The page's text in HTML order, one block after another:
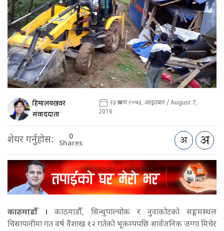
हिमालयखवर
संवाददाता
२३ श्रावण २०७३, आइतबार / August 7,
2016
शेयर गर्नुहोस: 0
Shares
काठमाडौँ । काठमाडौँ, सिन्धुपाल्चोक र नुवाकोटको सङ्गमस्थल
चिसापानीमा गत वर्ष वैशाख १२ गतेको भूकम्पपछि सार्वजनिक जग्गा मिचेर